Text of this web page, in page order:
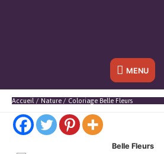
Sous
l'en-
MENU
Accueil Nature Coloriage Belle Fleurs
Belle Fleurs